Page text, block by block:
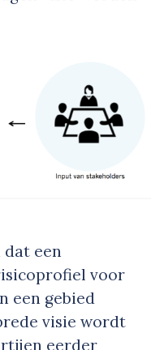
een
voor
een gebied
visie wordt
eerder